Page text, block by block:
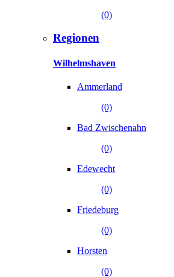
(0)
Regionen
Wilhelmshaven
Ammerland
(0)
Bad Zwischenahn
(0)
Edewecht
(0)
Friedeburg
(0)
Horsten
(0)